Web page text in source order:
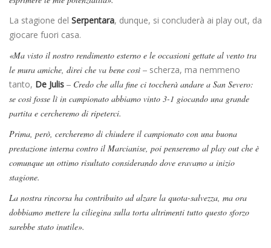
La stagione del Serpentara, dunque, si concluderà ai play out, da
giocare fuori casa.
«Ma visto il nostro rendimento esterno e le occasioni gettate al vento tra
le mura amiche, direi che va bene così – scherza, ma nemmeno
tanto, De Julis – Credo che alla fine ci toccherà andare a San Severo:
se così fosse lì in campionato abbiamo vinto 3-1 giocando una grande
partita e cercheremo di ripeterci.
Prima, però, cercheremo di chiudere il campionato con una buona
prestazione interna contro il Marcianise, poi penseremo al play out che è
comunque un ottimo risultato considerando dove eravamo a inizio
stagione.
La nostra rincorsa ha contribuito ad alzare la quota-salvezza, ma ora
dobbiamo mettere la ciliegina sulla torta altrimenti tutto questo sforzo
sarebbe stato inutile».